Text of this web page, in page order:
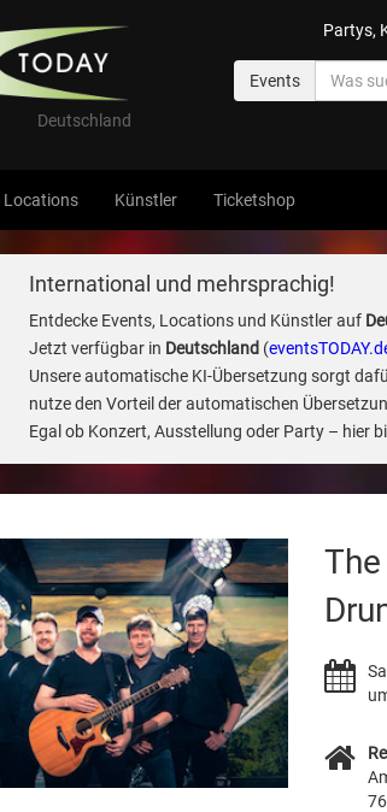
Deutschland
Partys,
Events
Locations Künstler Ticketshop
International und mehrsprachig!
Entdecke Events, Locations und Künstler auf
Jetzt verfügbar in Deutschland (
Unsere automatische KI-Übersetzung sorgt
nutze den Vorteil der automatischen
Egal ob Konzert, Ausstellung oder Party – hier